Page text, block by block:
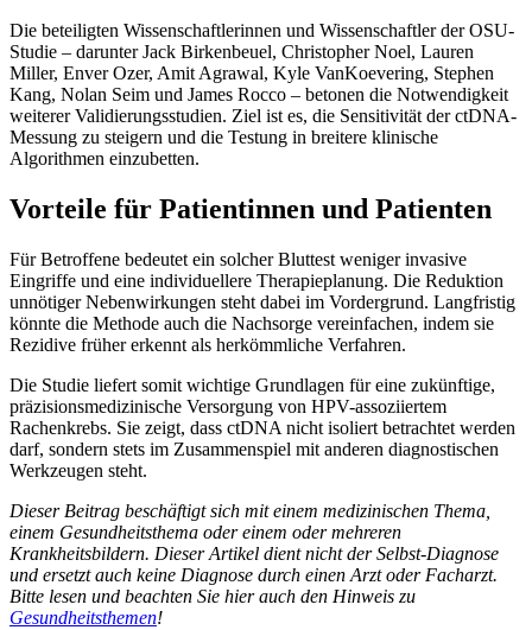
Die beteiligten Wissenschaftlerinnen und Wissenschaftler der OSU-
Studie – darunter Jack Birkenbeuel, Christopher Noel, Lauren
Miller, Enver Ozer, Amit Agrawal, Kyle VanKoevering, Stephen
Kang, Nolan Seim und James Rocco – betonen die Notwendigkeit
weiterer Validierungsstudien. Ziel ist es, die Sensitivität der ctDNA-
Messung zu steigern und die Testung in breitere klinische
Algorithmen einzubetten.
Vorteile für Patientinnen und Patienten
Für Betroffene bedeutet ein solcher Bluttest weniger invasive
Eingriffe und eine individuellere Therapieplanung. Die Reduktion
unnötiger Nebenwirkungen steht dabei im Vordergrund. Langfristig
könnte die Methode auch die Nachsorge vereinfachen, indem sie
Rezidive früher erkennt als herkömmliche Verfahren.
Die Studie liefert somit wichtige Grundlagen für eine zukünftige,
präzisionsmedizinische Versorgung von HPV-assoziiertem
Rachenkrebs. Sie zeigt, dass ctDNA nicht isoliert betrachtet werden
darf, sondern stets im Zusammenspiel mit anderen diagnostischen
Werkzeugen steht.
Dieser Beitrag beschäftigt sich mit einem medizinischen Thema,
einem Gesundheitsthema oder einem oder mehreren
Krankheitsbildern. Dieser Artikel dient nicht der Selbst-Diagnose
und ersetzt auch keine Diagnose durch einen Arzt oder Facharzt.
Bitte lesen und beachten Sie hier auch den Hinweis zu
Gesundheitsthemen!